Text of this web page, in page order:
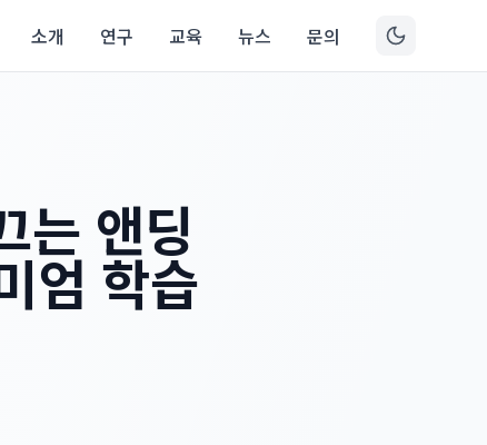
소개 연구 교육 뉴스 문의
는 앤딩
엄 학습